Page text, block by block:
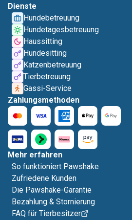
Dienste
Hundebetreuung
Hundetagesbetreuung
Haussitting
Hundesitting
Katzenbetreuung
Tierbetreuung
Gassi-Service
Zahlungsmethoden
Mehr erfahren
So funktioniert Pawshake
Zufriedene Kunden
Die Pawshake-Garantie
Bezahlung & Stornierung
FAQ für Tierbesitzer